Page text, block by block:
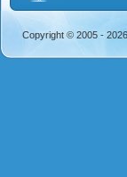
Copyright © 2005 -